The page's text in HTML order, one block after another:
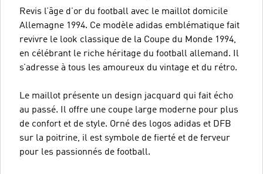
Revis l’âge d’or du football avec le maillot domicile
Allemagne 1994. Ce modèle adidas emblématique fait
revivre le look classique de la Coupe du Monde 1994,
en célébrant le riche héritage du football allemand. Il
s’adresse à tous les amoureux du vintage et du rétro.
Le maillot présente un design jacquard qui fait écho
au passé. Il offre une coupe large moderne pour plus
de confort et de style. Orné des logos adidas et DFB
sur la poitrine, il est symbole de fierté et de ferveur
pour les passionnés de football.